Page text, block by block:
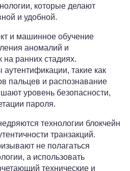
которые делают
и удобной.
и машинное обучение
аномалий и
на ранних стадиях.
такие как
пальцев и распознавание
уровень безопасности,
пароля.
технологии блокчейн
транзакций.
не полагаться
а использовать
технические и